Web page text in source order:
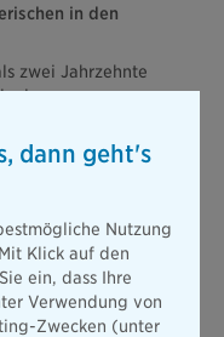
in den
zwei Jahrzehnte
Stationen umfassen
Verein
des Asset-Liability-
dann geht's
Nutzung
Klick auf den
ein, dass Ihre
Verwendung von
Zwecken (unter